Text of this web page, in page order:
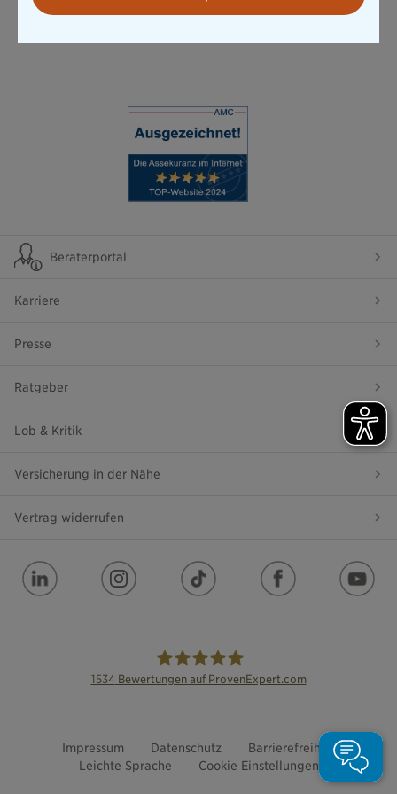
Absicherungslösungen
Beraterportal
Karriere
Presse
Ratgeber
Lob & Kritik
Versicherung in der Nähe
Vertrag widerrufen
1534 Bewertungen auf ProvenExpert.com
Impressum Datenschutz
Barrierefreiheit
Leichte Sprache
Cookie Einstellungen